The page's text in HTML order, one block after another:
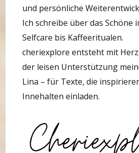
und persönliche
Ich schreibe über das Schöne
Selfcare bis Kaffeeritualen.
cheriexplore entsteht mit
der leisen Unterstützung
Lina – für Texte, die
Innehalten einladen.